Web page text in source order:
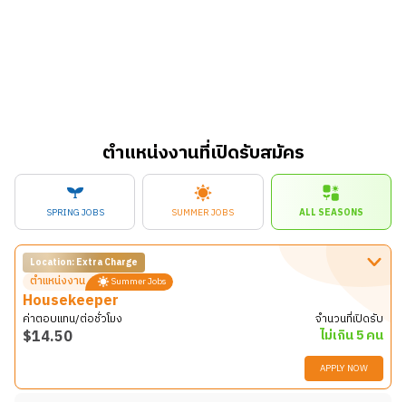
ตำแหน่งงานที่เปิดรับสมัคร
SPRING JOBS SUMMER JOBS ALL SEASONS
Location: Extra Charge
ตำแหน่งงาน Summer Jobs
Housekeeper
ค่าตอบแทน/ต่อชั่วโมง
$14.50
จำนวนที่เปิดรับ
ไม่เกิน 5 คน
APPLY NOW